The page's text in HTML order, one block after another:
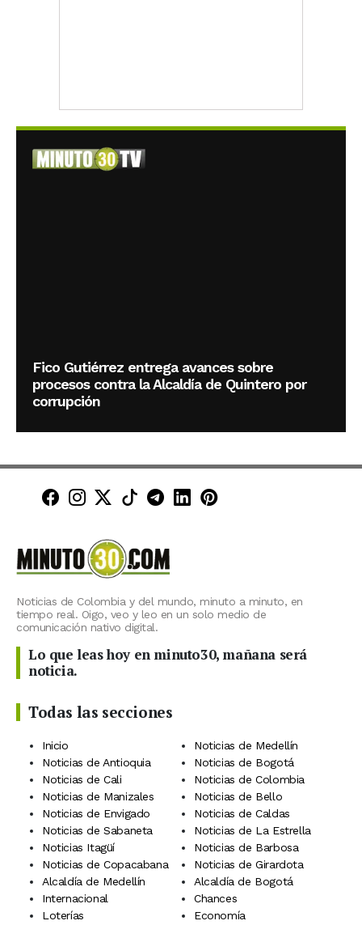
Fico Gutiérrez entrega avances sobre
procesos contra la Alcaldía de Quintero por
corrupción
Minuto30 en Facebook
Minuto30 en Instagram
Minuto30 en X (Twitter)
Minuto30 en TikTok
Canal de Minuto30 en
Minuto30 en LinkedIn
Minuto30 en
Noticias de Colombia y del mundo, minuto a minuto, en
tiempo real. Oigo, veo y leo en un solo medio de
comunicación nativo digital.
Lo que leas hoy en minuto30, mañana será
noticia.
Todas las secciones
Inicio
Noticias de Medellín
Noticias de Antioquia
Noticias de Bogotá
Noticias de Cali
Noticias de Colombia
Noticias de Manizales
Noticias de Bello
Noticias de Envigado
Noticias de Caldas
Noticias de Sabaneta
Noticias de La Estrella
Noticias Itagüí
Noticias de Barbosa
Noticias de Copacabana
Noticias de Girardota
Alcaldía de Medellín
Alcaldía de Bogotá
Internacional
Chances
Loterías
Economía